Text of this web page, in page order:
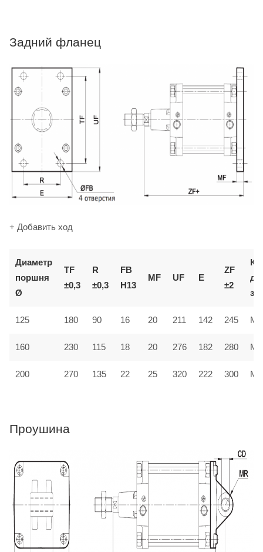
Задний фланец
+ Добавить ход
Диаметр
поршня
Ø
TF
±0,3
R
±0,3
FB
H13
MF UF E
ZF
±2
125 180 90 16 20 211 142 245
160 230 115 18 20 276 182 280
200 270 135 22 25 320 222 300
Проушина